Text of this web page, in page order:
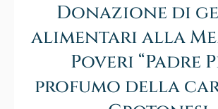
Donazione di
alimentari alla
Poveri “Padre
profumo della